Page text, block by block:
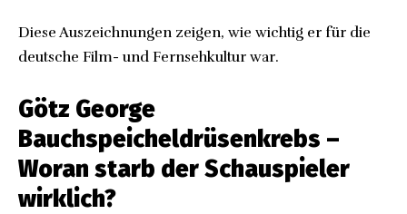
Diese Auszeichnungen zeigen, wie wichtig er für die
deutsche Film- und Fernsehkultur war.
Götz George
Bauchspeicheldrüsenkrebs –
Woran starb der Schauspieler
wirklich?